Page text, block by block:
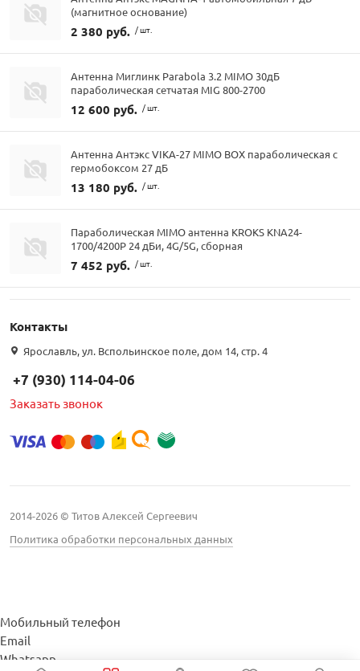
(магнитное основание)
2 380 руб. / шт.
Антенна Миглинк Parabola 3.2 MIMO 30дБ
параболическая сетчатая MIG 800-2700
12 600 руб. / шт.
Антенна Антэкс VIKA-27 MIMO BOX параболическая с
гермобоксом 27 дБ
13 180 руб. / шт.
Параболическая MIMO антенна KROKS KNA24-
1700/4200P 24 дБи, 4G/5G, сборная
7 452 руб. / шт.
Контакты
Ярославль, ул. Вспольинское поле, дом 14, стр. 4
+7 (930) 114-04-06
Заказать звонок
2014-2026 © Титов Алексей Сергеевич
Политика обработки персональных данных
Мобильный телефон
Email
Whatsapp